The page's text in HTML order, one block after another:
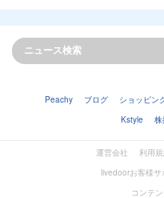
Peachy ブログ ショッピン
Kstyle
運営会社 利用
livedoorお客様サ
コンテ